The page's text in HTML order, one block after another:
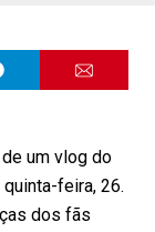
um vlog do
feira, 26.
dos fãs